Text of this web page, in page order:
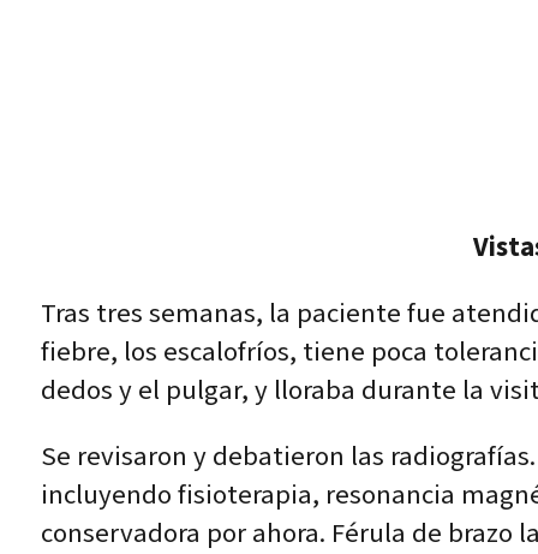
Tras tres semanas, la paciente fue
fiebre, los escalofríos, tiene poca
dedos y el pulgar, y lloraba durante la
Se revisaron y debatieron las
incluyendo fisioterapia, resonancia
conservadora por ahora. Férula de brazo